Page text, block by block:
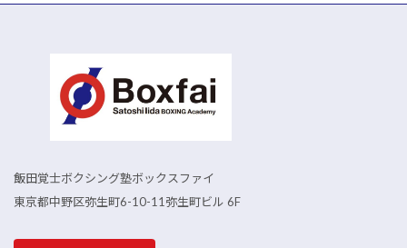
飯田覚士ボクシング塾ボックスファイ
東京都中野区弥生町6-10-11弥生町ビル 6F